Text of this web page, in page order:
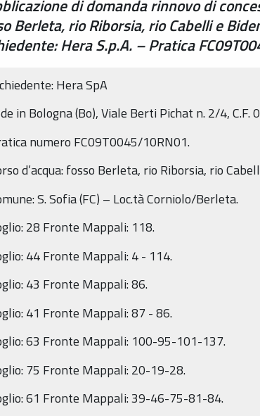
di domanda rinnovo di
Berleta, rio Riborsia, rio Cabelli e
Hera S.p.A. – Pratica
Hera SpA
in Bologna (Bo), Viale Berti Pichat n. 2/4, C.F.
numero FC09T0045/10RN01.
d’acqua: fosso Berleta, rio Riborsia, rio
S. Sofia (FC) – Loc.tà Corniolo/Berleta.
28 Fronte Mappali: 118.
44 Fronte Mappali: 4 - 114.
43 Fronte Mappali: 86.
41 Fronte Mappali: 87 - 86.
63 Fronte Mappali: 100-95-101-137.
75 Fronte Mappali: 20-19-28.
61 Fronte Mappali: 39-46-75-81-84.